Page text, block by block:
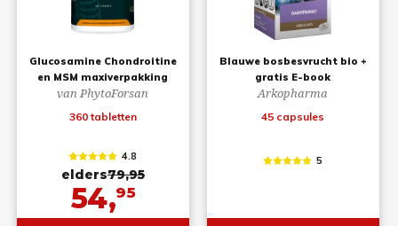
Glucosamine Chondroitine
en MSM maxiverpakking
van PhytoForsan
360 tabletten
4.8
elders79,95
54,95
Blauwe bosbesvrucht bio +
gratis E-book
Arkopharma
45 capsules
5